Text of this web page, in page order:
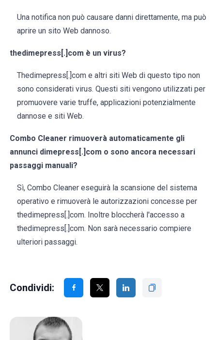
Una notifica non può causare danni direttamente, ma può
aprire un sito Web dannoso.
thedimepress[.]com è un virus?
Thedimepress[.]com e altri siti Web di questo tipo non
sono considerati virus. Questi siti vengono utilizzati per
promuovere varie truffe, applicazioni potenzialmente
dannose e siti Web.
Combo Cleaner rimuoverà automaticamente gli
annunci dimepress[.]com o sono ancora necessari
passaggi manuali?
Sì, Combo Cleaner eseguirà la scansione del sistema
operativo e rimuoverà le autorizzazioni concesse per
thedimepress[.]com. Inoltre bloccherà l'accesso a
thedimepress[.]com. Non sarà necessario compiere
ulteriori passaggi.
Condividi: